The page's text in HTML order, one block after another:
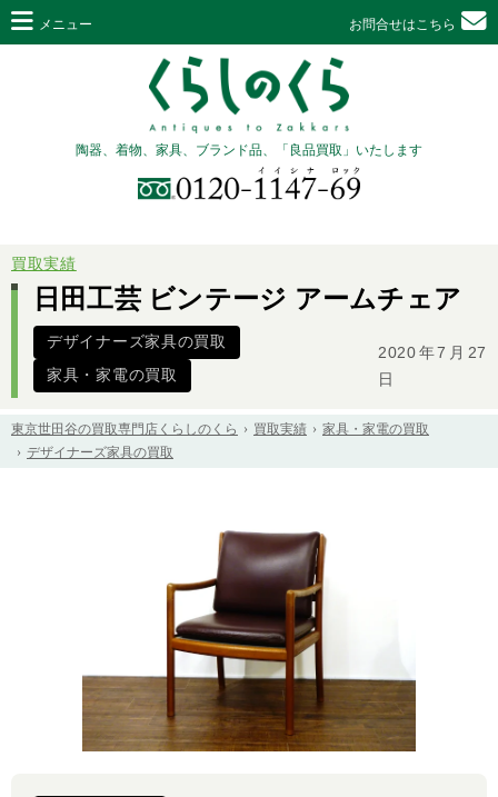
メニュー お問合せはこちら
陶器、着物、家具、ブランド品、「良品買取」いたします
買取実績
日田工芸 ビンテージ アームチェア
デザイナーズ家具の買取
家具・家電の買取
2020年7月27
日
東京世田谷の買取専門店くらしのくら 買取実績
家具・家電の買取
デザイナーズ家具の買取